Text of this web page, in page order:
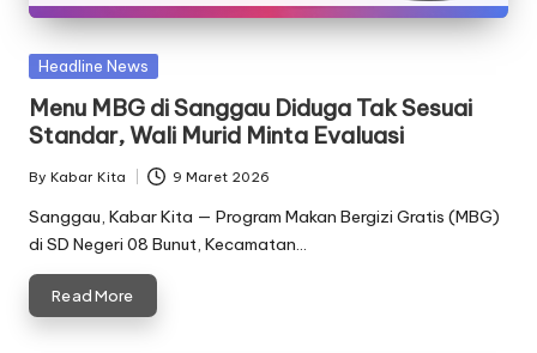
Posted
Headline News
Menu MBG di Sanggau Diduga Tak Sesuai
Standar, Wali Murid Minta Evaluasi
Posted
by
By Kabar Kita 9 Maret 2026
Sanggau, Kabar Kita — Program Makan Bergizi Gratis (MBG)
di SD Negeri 08 Bunut, Kecamatan…
Read More